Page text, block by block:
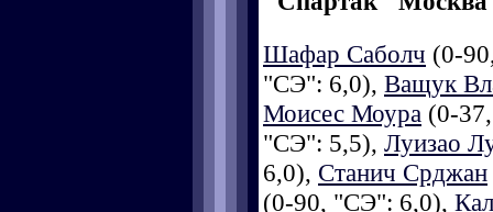
Шафар Саболч (0-
"СЭ": 6,0), Ващук
Моисес Моура (0-
"СЭ": 5,5), Луизао
6,0), Станич Срджан
(0-90, "СЭ": 6,0),